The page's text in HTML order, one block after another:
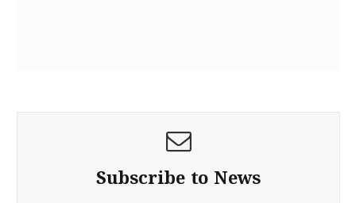
Subscribe to News